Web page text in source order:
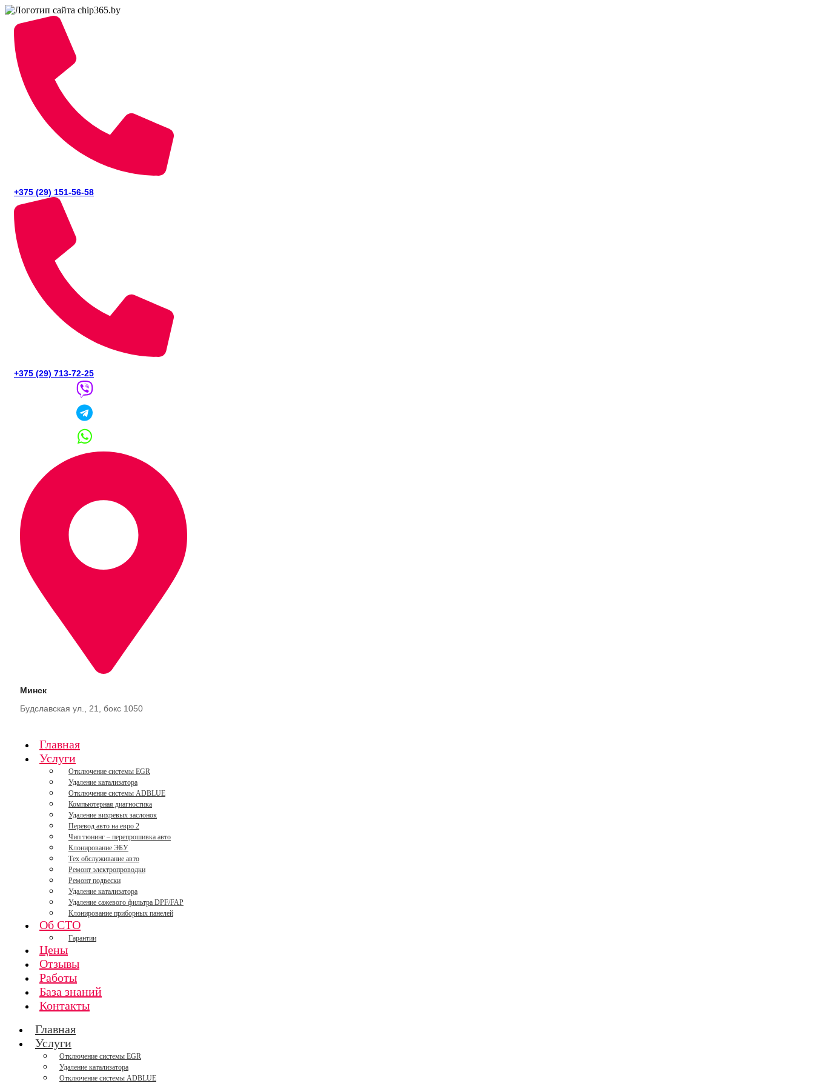
+375 (29) 151-56-58
+375 (29) 713-72-25
Минск
Будславская ул., 21, бокс 1050
Главная
Услуги
Отключение системы EGR
Удаление катализатора
Отключение системы ADBLUE
Компьютерная диагностика
Удаление вихревых заслонок
Перевод авто на евро 2
Чип тюнинг – перепрошивка авто
Клонирование ЭБУ
Тех обслуживание авто
Ремонт электропроводки
Ремонт подвески
Удаление катализатора
Удаление сажевого фильтра DPF/FAP
Клонирование приборных панелей
Об СТО
Гарантии
Цены
Отзывы
Работы
База знаний
Контакты
Главная
Услуги
Отключение системы EGR
Удаление катализатора
Отключение системы ADBLUE